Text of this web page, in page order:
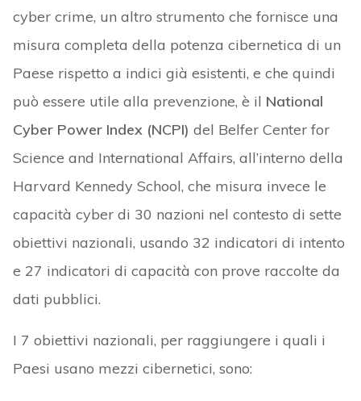
cyber crime, un altro strumento che fornisce una
misura completa della potenza cibernetica di un
Paese rispetto a indici già esistenti, e che quindi
può essere utile alla prevenzione, è il National
Cyber Power Index (NCPI) del Belfer Center for
Science and International Affairs, all’interno della
Harvard Kennedy School, che misura invece le
capacità cyber di 30 nazioni nel contesto di sette
obiettivi nazionali, usando 32 indicatori di intento
e 27 indicatori di capacità con prove raccolte da
dati pubblici.
I 7 obiettivi nazionali, per raggiungere i quali i
Paesi usano mezzi cibernetici, sono: